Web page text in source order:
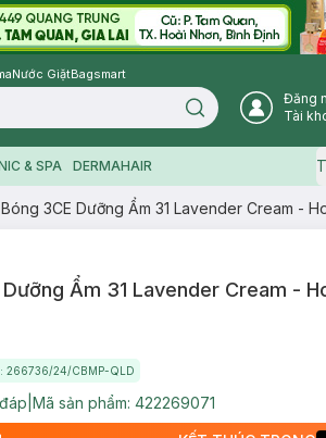
Nước GiặtBagsmart
Search icon
Đăng
Tài
& SPA DERMAHAIR
3CE Dưỡng Ẩm 31 Lavender Cream -
Ẩm 31 Lavender Cream -
266736/24/CBMP-QLD
Mã sản phẩm: 422269071